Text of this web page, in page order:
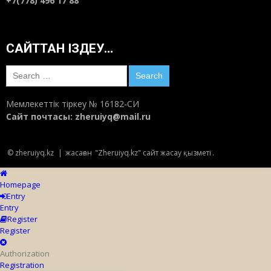
Киіктерді сақтау жобасы қолға алынды
17:48 Мам 15, 2018
Алматыда Құдыс Қожамияровтың туғанына
100 жыл толуына орай салтанатты кеш өтті
САЙТТАН ІЗДЕУ…
Search
for:
Мемлекеттік тіркеу № 16182-СИ
Сайт почтасы: zheruiyq@mail.ru
© zheruiyq.kz | жасаған "Zheruiyq.kz" сайт жасау қызметі .
Homepage
Entry
Entry
Register
Register
Authorization
Registration